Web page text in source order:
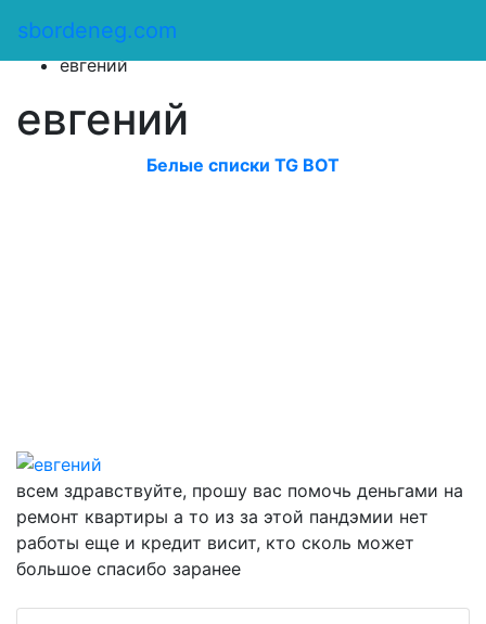
sbordeneg.com
Оказать помощь
евгений
евгений
Белые списки TG BOT
всем здравствуйте, прошу вас помочь деньгами на
ремонт квартиры а то из за этой пандэмии нет
работы еще и кредит висит, кто сколь может
большое спасибо заранее